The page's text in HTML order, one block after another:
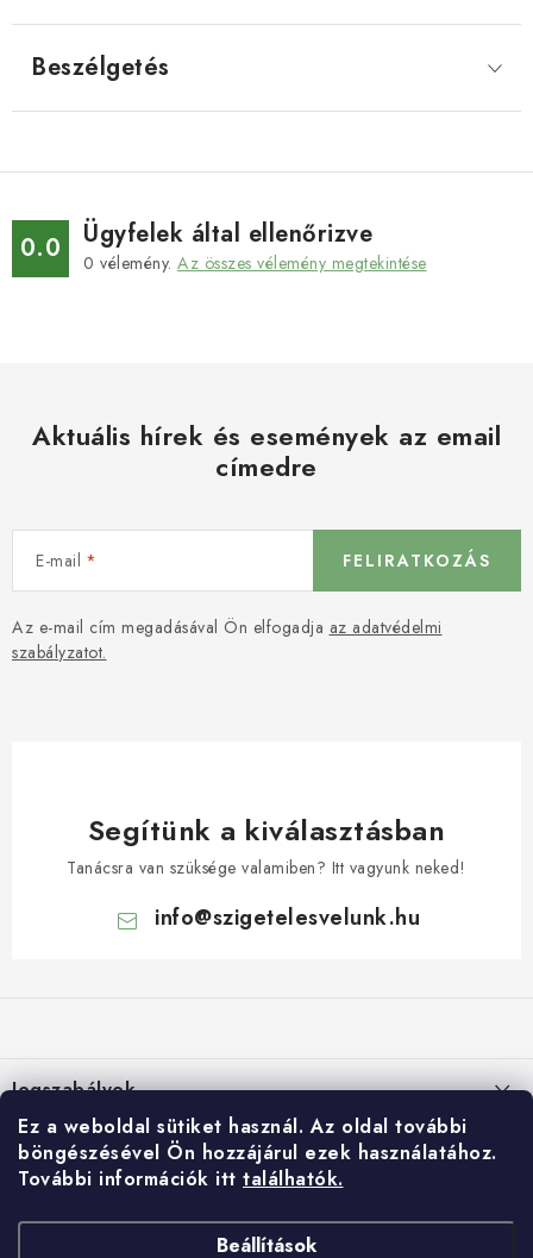
Ez a weboldal sütiket használ. Az oldal további
böngészésével Ön hozzájárul ezek használatához.
További információk itt találhatók.
Beállítások
Beszélgetés
0.0 Ügyfelek által ellenőrizve
0 vélemény. Az összes vélemény megtekintése
Aktuális hírek és események az email
címedre
E-mail
Az e-mail cím megadásával Ön elfogadja az adatvédelmi
szabályzatot.
FELIRATKOZÁS
Segítünk a kiválasztásban
Tanácsra van szüksége valamiben? Itt vagyunk neked!
info@szigetelesvelunk.hu
l
é Jogszabályok
Suti (cookie) szabalyzat
Személyes adatok feldolgozása
Általános Szerződési Feltételek
E-shop